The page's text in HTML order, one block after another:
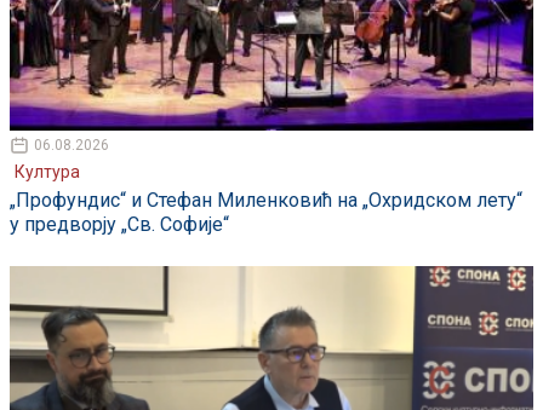
06.08.2026
Култура
„Профундис“ и Стефан Миленковић на „Охридском лету“
у предворју „Св. Софије“